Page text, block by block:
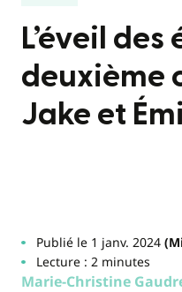
L’éveil
deuxième
Jake et
Publié le 1 janv. 2024
Lecture : 2 minutes
Marie-Christine